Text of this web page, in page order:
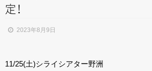
AUDITION
STORE
定！
2023年8月9日
11/25(土)シライシアター野洲